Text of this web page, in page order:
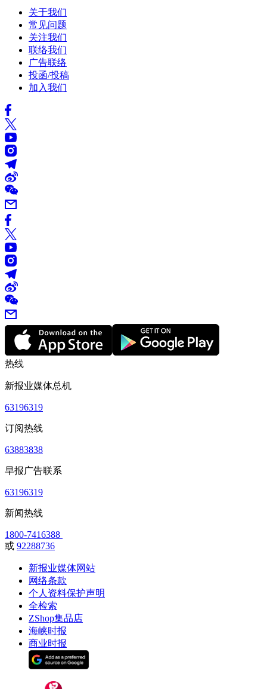
关于我们
常见问题
关注我们
联络我们
广告联络
投函/投稿
加入我们
热线
新报业媒体总机
63196319
订阅热线
63883838
早报广告联系
63196319
新闻热线
1800-7416388
或 92288736
新报业媒体网站
网络条款
个人资料保护声明
全检索
ZShop集品店
海峡时报
商业时报